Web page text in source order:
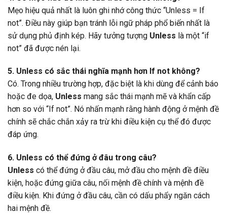
Mẹo hiệu quả nhất là luôn ghi nhớ công thức “Unless = If
not”. Điều này giúp bạn tránh lỗi ngữ pháp phổ biến nhất là
sử dụng phủ định kép. Hãy tưởng tượng Unless là một “if
not” đã được nén lại.
5. Unless có sắc thái nghĩa mạnh hơn If not không?
Có. Trong nhiều trường hợp, đặc biệt là khi dùng để cảnh báo
hoặc đe dọa, Unless mang sắc thái mạnh mẽ và khẩn cấp
hơn so với “If not”. Nó nhấn mạnh rằng hành động ở mệnh đề
chính sẽ chắc chắn xảy ra trừ khi điều kiện cụ thể đó được
đáp ứng.
6. Unless có thể đứng ở đâu trong câu?
Unless có thể đứng ở đầu câu, mở đầu cho mệnh đề điều
kiện, hoặc đứng giữa câu, nối mệnh đề chính và mệnh đề
điều kiện. Khi đứng ở đầu câu, cần có dấu phẩy ngăn cách
hai mệnh đề.